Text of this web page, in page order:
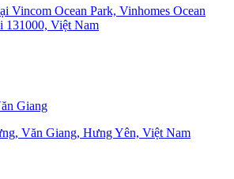
Vincom Ocean Park, Vinhomes Ocean
131000, Việt Nam
Giang
Văn Giang, Hưng Yên, Việt Nam